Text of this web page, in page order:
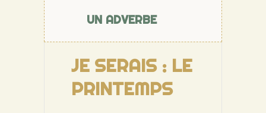
UN ADVERBE
JE SERAIS : LE
PRINTEMPS